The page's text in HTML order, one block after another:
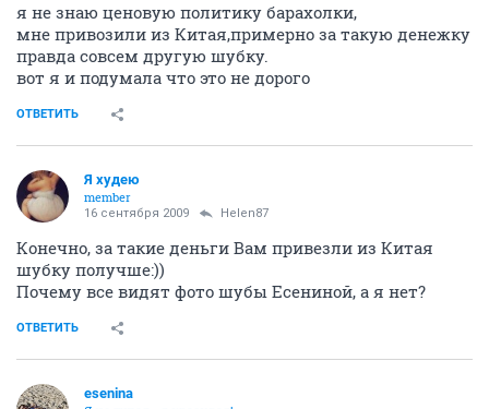
я не знаю ценовую политику барахолки,
мне привозили из Китая,примерно за такую денежку
правда совсем другую шубку.
вот я и подумала что это не дорого
ОТВЕТИТЬ
Я худею
member
16 сентября 2009 Helen87
Конечно, за такие деньги Вам привезли из Китая
шубку получше:))
Почему все видят фото шубы Есениной, а я нет?
ОТВЕТИТЬ
esenina